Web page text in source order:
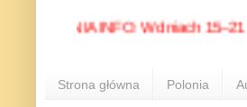
POLONIA INFO: W dniach 15–21
Strona główna Polonia